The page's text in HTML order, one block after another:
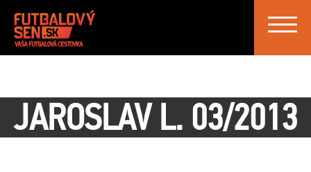
Toggle
JAROSLAV L. 03/2013